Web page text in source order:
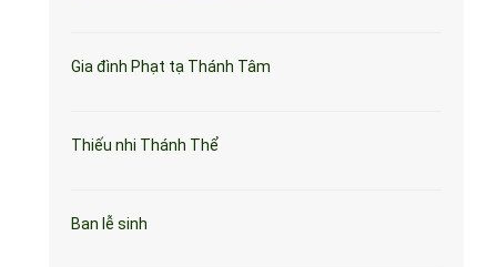
Gia đình Phạt tạ Thánh Tâm
Thiếu nhi Thánh Thể
Ban lễ sinh